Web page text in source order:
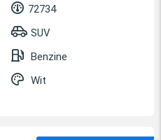
72734
SUV
Benzine
Wit